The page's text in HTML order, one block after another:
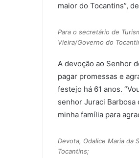
maior do Tocantins”,
Para o secretário de
Vieira/Governo do
A devoção ao Senhor
pagar promessas e
festejo há 61 anos.
senhor Juraci Barbosa
minha família para
Devota, Odalice Maria da
Tocantins;